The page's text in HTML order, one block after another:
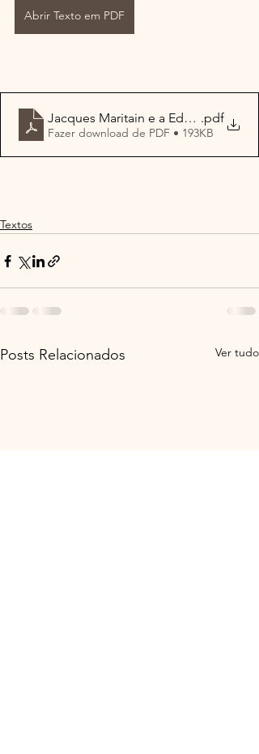
Abrir Texto em PDF
Jacques Maritain e a Educação
.pdf
Fazer download de PDF • 193KB
Textos
Posts Relacionados Ver tudo